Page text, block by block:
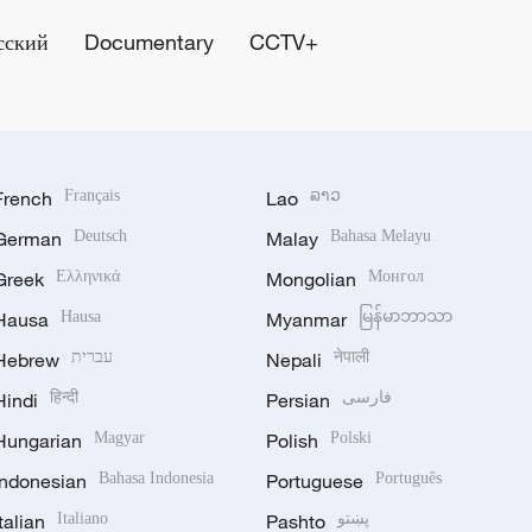
Documentary CCTV+
Français
Deutsch
Ελληνικά
Hausa
עברית
हिन्दी
Magyar
Bahasa Indonesia
Italiano
Lao ລາວ
Malay Bahasa Melayu
Mongolian Монгол
Myanmar မြန်မာဘာသာ
Nepali नेपाली
Persian فارسی
Polish Polski
Portuguese Português
Pashto پښتو